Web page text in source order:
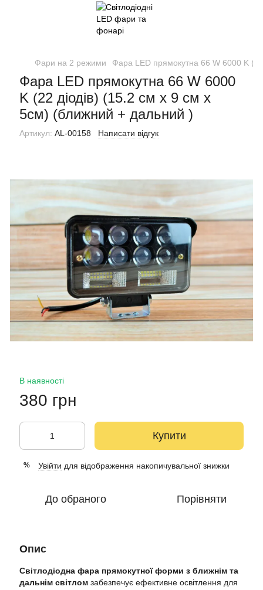
Фари на 2 режими Фара LED прямокутна 66 W 6000 K
Фара LED прямокутна 66 W 6000
K (22 діодів) (15.2 см х 9 см х
5см) (ближний + дальний )
Артикул: AL-00158 Написати відгук
В наявності
380 грн
Купити
% Увійти для відображення накопичувальної знижки
До обраного Порівняти
Опис
Світлодіодна фара прямокутної форми з ближнім та
дальнім світлом забезпечує ефективне освітлення для